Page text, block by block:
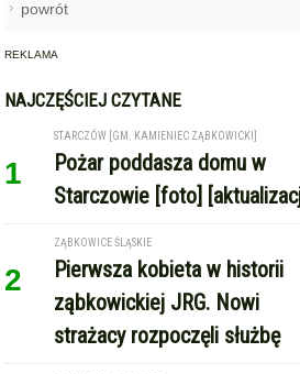
powrót
REKLAMA
NAJCZĘŚCIEJ CZYTANE
1
STARCZÓW [GM. KAMIENIEC ZĄBKOWICKI]
Pożar poddasza domu w
Starczowie [foto]
2
ZĄBKOWICE ŚLĄSKIE
Pierwsza kobieta w historii
ząbkowickiej JRG. Nowi
strażacy rozpoczęli służbę